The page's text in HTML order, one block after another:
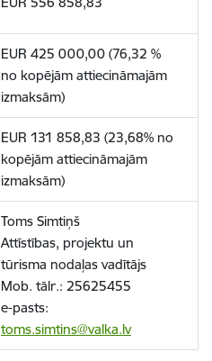
EUR 425 000,00 (76,32 %
no kopējām attiecināmajām
izmaksām)
EUR 131 858,83 (23,68% no
kopējām attiecināmajām
izmaksām)
Toms Simtiņš
Attīstības, projektu un
tūrisma nodaļas vadītājs
Mob. tālr.: 25625455
e-pasts:
toms.simtins@valka.lv